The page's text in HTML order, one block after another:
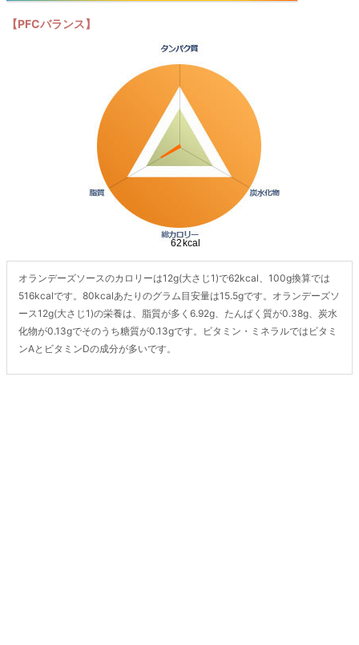
【PFCバランス】
オランデーズソースのカロリーは12g(大さじ1)で62kcal、100g換算では
516kcalです。80kcalあたりのグラム目安量は15.5gです。オランデーズソ
ース12g(大さじ1)の栄養は、脂質が多く6.92g、たんぱく質が0.38g、炭水
化物が0.13gでそのうち糖質が0.13gです。ビタミン・ミネラルではビタミ
ンAとビタミンDの成分が多いです。